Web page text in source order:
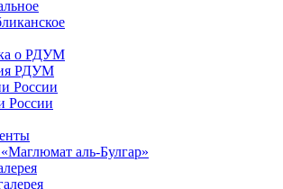
о РДУМ
РДУМ
России
России
«Маглюмат аль-Булгар»